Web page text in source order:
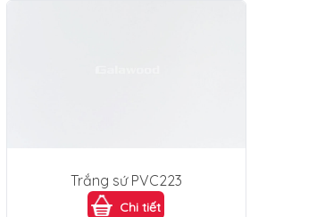
Trắng sứ PVC223
Chi tiết